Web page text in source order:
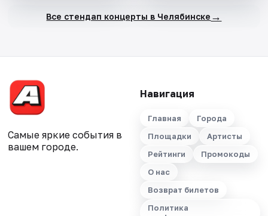
Все стендап концерты в Челябинске →
Самые яркие события в
вашем городе.
Навигация
Главная
Города
Площадки
Артисты
Рейтинги
Промокоды
О нас
Возврат билетов
Политика